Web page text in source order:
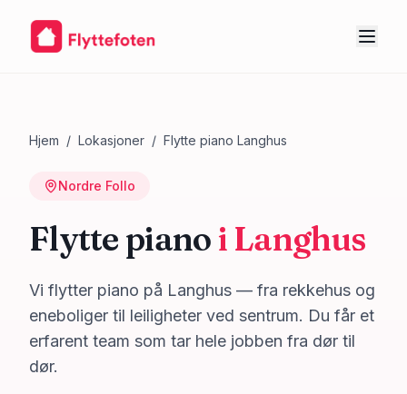
Hjem / Lokasjoner / Flytte piano Langhus
Nordre Follo
Flytte piano i Langhus
Vi flytter piano på Langhus — fra rekkehus og
eneboliger til leiligheter ved sentrum. Du får et
erfarent team som tar hele jobben fra dør til
dør.